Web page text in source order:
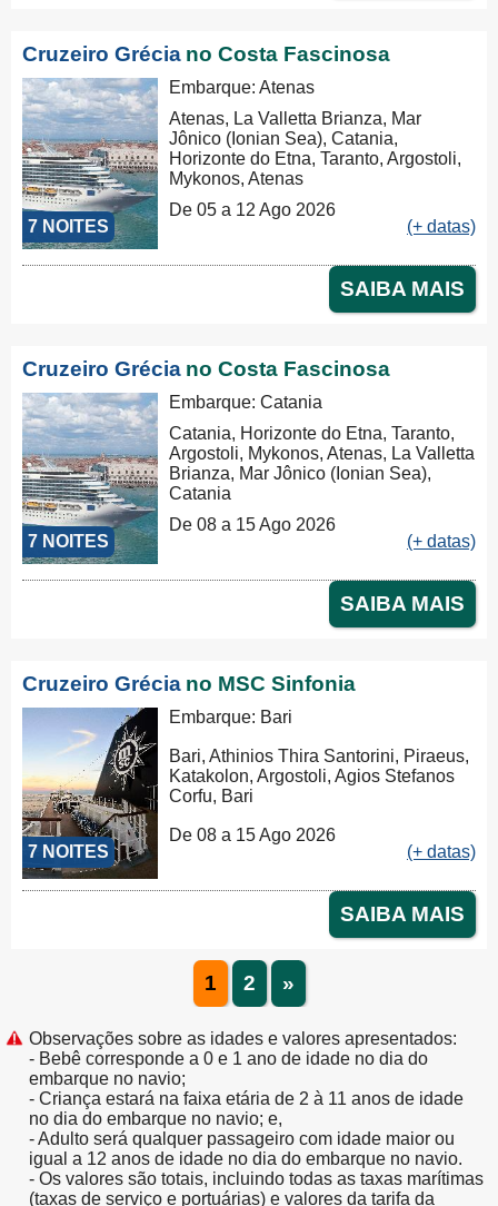
Cruzeiro Grécia no Costa Fascinosa
7 NOITES
Embarque: Atenas
Atenas, La Valletta Brianza, Mar
Jônico (Ionian Sea), Catania,
Horizonte do Etna, Taranto, Argostoli,
Mykonos, Atenas
De 05 a 12 Ago 2026
(+ datas)
SAIBA MAIS
Cruzeiro Grécia no Costa Fascinosa
7 NOITES
Embarque: Catania
Catania, Horizonte do Etna, Taranto,
Argostoli, Mykonos, Atenas, La Valletta
Brianza, Mar Jônico (Ionian Sea),
Catania
De 08 a 15 Ago 2026
(+ datas)
SAIBA MAIS
Cruzeiro Grécia no MSC Sinfonia
7 NOITES
Embarque: Bari
Bari, Athinios Thira Santorini, Piraeus,
Katakolon, Argostoli, Agios Stefanos
Corfu, Bari
De 08 a 15 Ago 2026
(+ datas)
SAIBA MAIS
1 2 »
Observações sobre as idades e valores apresentados:
- Bebê corresponde a 0 e 1 ano de idade no dia do
embarque no navio;
- Criança estará na faixa etária de 2 à 11 anos de idade
no dia do embarque no navio; e,
- Adulto será qualquer passageiro com idade maior ou
igual a 12 anos de idade no dia do embarque no navio.
- Os valores são totais, incluindo todas as taxas marítimas
(taxas de serviço e portuárias) e valores da tarifa da